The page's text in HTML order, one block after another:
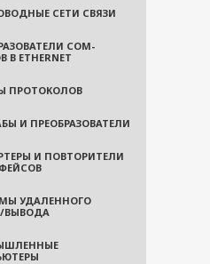
СЕТИ СВЯЗИ
COM-
В ETHERNET
ПРОТОКОЛОВ
И ПРЕОБРАЗОВАТЕЛИ
И ПОВТОРИТЕЛИ
УДАЛЕННОГО
ВЫВОДА